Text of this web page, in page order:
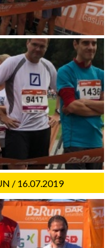
/ 16.07.2019